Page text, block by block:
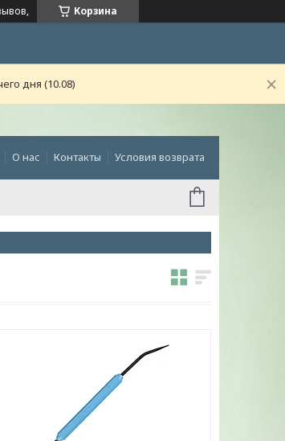
Корзина
дня (10.08)
О нас Контакты Условия возврата